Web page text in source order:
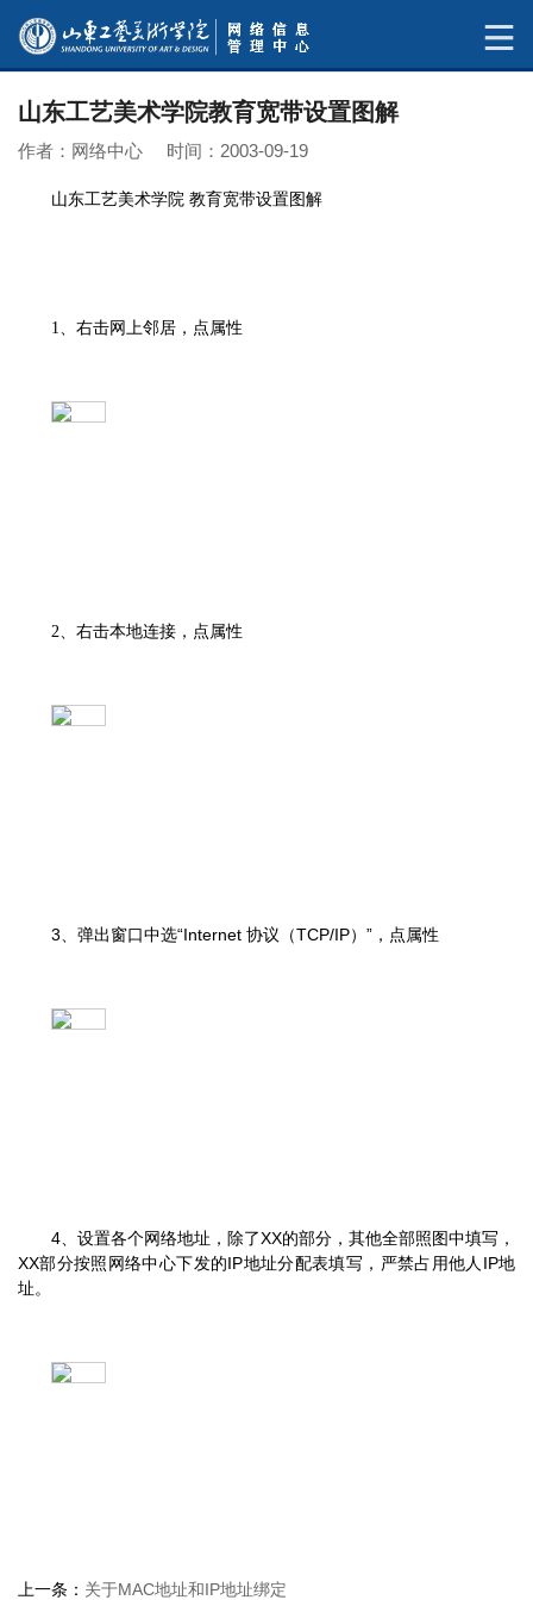
山东工艺美术学院教育宽带设置图解
作者：网络中心 时间：2003-09-19
山东工艺美术学院 教育宽带设置图解
1、右击网上邻居，点属性
2、右击本地连接，点属性
3、弹出窗口中选“Internet 协议（TCP/IP）”，点属性
4、设置各个网络地址，除了XX的部分，其他全部照图中填写，
XX部分按照网络中心下发的IP地址分配表填写，严禁占用他人IP地
址。
上一条： 关于MAC地址和IP地址绑定